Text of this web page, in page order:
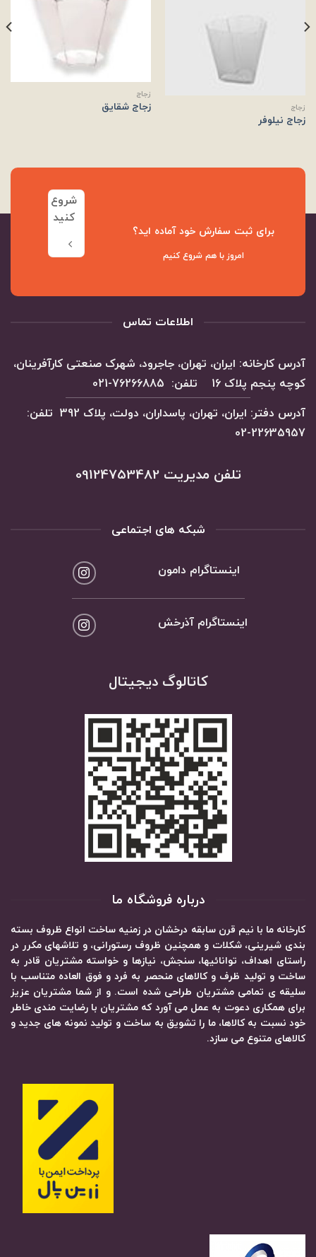
زجاج
زجاج نیلوفر
زجاج
زجاج شقایق
برای ثبت سفارش خود آماده اید؟
امروز با هم شروع کنیم
شروع
کنید
اطلاعات تماس
آدرس کارخانه: ایران، تهران، جاجرود، شهرک صنعتی کارآفرینان،
کوچه پنجم پلاک 16 تلفن: 76266885-021
آدرس دفتر: ایران، تهران، پاسداران، دولت، پلاک 392 تلفن:
22635957-02
تلفن مدیریت 09124753482
شبکه های اجتماعی
اینستاگرام دامون
اینستاگرام آذرخش
کاتالوگ دیجیتال
درباره فروشگاه ما
کارخانه ما با نیم قرن سابقه درخشان در زمنیه ساخت انواع ظروف بسته
بندی شیرینی، شکلات و همچنین ظروف رستورانی، و تلاشهای مکرر در
راستای اهداف، توانائیها، سنجش، نیازها و خواسته مشتریان قادر به
ساخت و تولید ظرف و کالاهای منحصر به فرد و فوق العاده متناسب با
سلیقه ی تمامی مشتریان طراحی شده است. و از شما مشتریان عزیز
برای همکاری دعوت به عمل می آورد که مشتریان با رضایت مندی خاطر
خود نسبت به کالاها، ما را تشویق به ساخت و تولید نمونه های جدید و
کالاهای متنوع می سازد.